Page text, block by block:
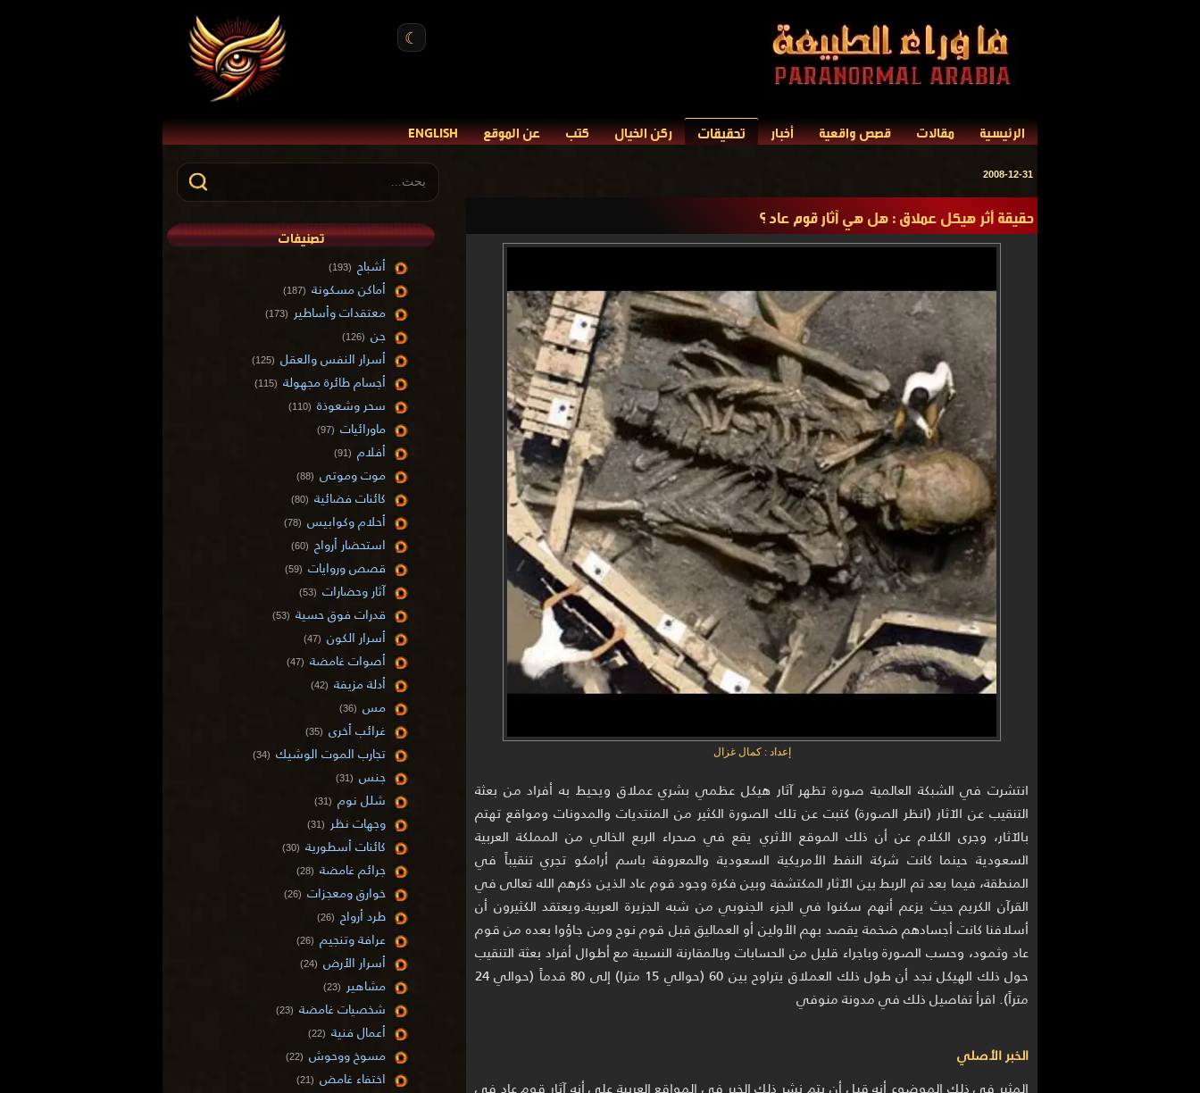
☾
الرئيسية مقالات قصص واقعية أخبار تحقيقات ركن الخيال كتب عن الموقع ENGLISH
2008-12-31
حقيقة أثر هيكل عملاق : هل هي آثار قوم عاد ؟
إعداد : كمال غزال
انتشرت في الشبكة العالمية صورة تظهر آثار هيكل عظمي بشري عملاق ويحيط به أفراد من بعثة
التنقيب عن الآثار (انظر الصورة) كتبت عن تلك الصورة الكثير من المنتديات والمدونات ومواقع تهتم
بالآثار، وجرى الكلام عن أن ذلك الموقع الأثري يقع في صحراء الربع الخالي من المملكة العربية
السعودية حينما كانت شركة النفط الأمريكية السعودية والمعروفة باسم أرامكو تجري تنقيباً في
المنطقة، فيما بعد تم الربط بين الآثار المكتشفة وبين فكرة وجود قوم عاد الذين ذكرهم الله تعالى في
القرآن الكريم حيث يزعم أنهم سكنوا في الجزء الجنوبي من شبه الجزيرة العربية.ويعتقد الكثيرون أن
أسلافنا كانت أجسادهم ضخمة يقصد بهم الأولين أو العماليق قبل قوم نوح ومن جاؤوا بعده من قوم
عاد وثمود، وحسب الصورة وباجراء قليل من الحسابات وبالمقارنة النسبية مع أطوال أفراد بعثة التنقيب
حول ذلك الهيكل نجد أن طول ذلك العملاق يتراوح بين 60 (حوالي 15 مترا) إلى 80 قدماً (حوالي 24
متراً). اقرأ تفاصيل ذلك في مدونة منوفي
الخبر الأصلي
المثير في ذلك الموضوع أنه قبل أن يتم نشر ذلك الخبر في المواقع العربية على أنه آثار قوم عاد في
تصنيفات
أشباح (193)
أماكن مسكونة (187)
معتقدات وأساطير (173)
جن (126)
أسرار النفس والعقل (125)
أجسام طائرة مجهولة (115)
سحر وشعوذة (110)
ماورائيات (97)
أفلام (91)
موت وموتى (88)
كائنات فضائية (80)
أحلام وكوابيس (78)
استحضار أرواح (60)
قصص وروايات (59)
آثار وحضارات (53)
قدرات فوق حسية (53)
أسرار الكون (47)
أصوات غامضة (47)
أدلة مزيفة (42)
مس (36)
غرائب أخرى (35)
تجارب الموت الوشيك (34)
جنس (31)
شلل نوم (31)
وجهات نظر (31)
كائنات أسطورية (30)
جرائم غامضة (28)
خوارق ومعجزات (26)
طرد أرواح (26)
عرافة وتنجيم (26)
أسرار الأرض (24)
مشاهير (23)
شخصيات غامضة (23)
أعمال فنية (22)
مسوخ ووحوش (22)
اختفاء غامض (21)